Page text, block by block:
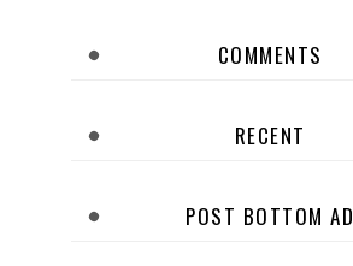
COMMENTS
RECENT
POST BOTTOM AD